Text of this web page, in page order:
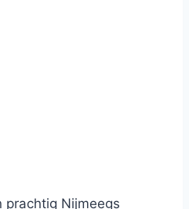
prachtig Nijmeegs